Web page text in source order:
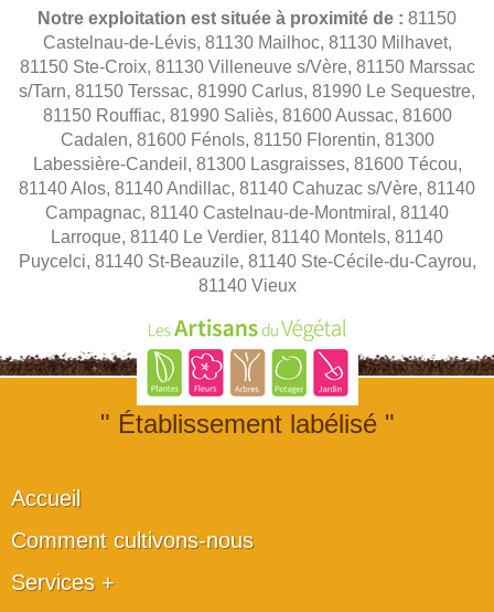
Notre exploitation est située à proximité de : 81150
Castelnau-de-Lévis, 81130 Mailhoc, 81130 Milhavet,
81150 Ste-Croix, 81130 Villeneuve s/Vère, 81150 Marssac
s/Tarn, 81150 Terssac, 81990 Carlus, 81990 Le Sequestre,
81150 Rouffiac, 81990 Saliès, 81600 Aussac, 81600
Cadalen, 81600 Fénols, 81150 Florentin, 81300
Labessière-Candeil, 81300 Lasgraisses, 81600 Técou,
81140 Alos, 81140 Andillac, 81140 Cahuzac s/Vère, 81140
Campagnac, 81140 Castelnau-de-Montmiral, 81140
Larroque, 81140 Le Verdier, 81140 Montels, 81140
Puycelci, 81140 St-Beauzile, 81140 Ste-Cécile-du-Cayrou,
81140 Vieux
" Établissement labélisé "
Accueil
Comment cultivons-nous
Services +